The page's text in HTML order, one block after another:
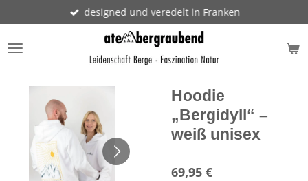
Hauptinhalt
springen
designed und veredelt in Franken
Hoodie
„Bergidyll“ –
weiß unisex
69,95 €